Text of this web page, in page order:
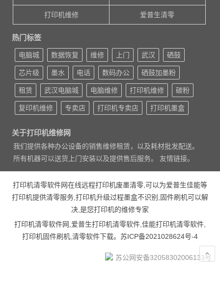
打印机维修 爱普生清零
热门标签
电脑城 数据恢复 维修 上门 武汉 硒鼓
芯片级 墨水 电话 数码办公 硒鼓加墨粉
租赁 武汉电脑城 电脑维修 打印机维修 碳粉
复印机维修 专卖店 打印机专卖店 打印机墨盒
关于打印机维修网
我们提供各种办公设备的销售维修租赁，以及耗材批发配送。
所有机器可以送货上门安装以及提供售后服务。 友情链接。
打印机清零软件网在线远程打印机废墨清零,可以为爱普生佳能等
打印机提供清零服务,打印机升级过程墨盒不识别,固件刷机可以解
决,是您打印机的维修专家
打印机清零软件网,爱普生打印机清零软件,佳能打印机清零软件,
打印机固件刷机,清零软件下载。 苏ICP备2021028624号-4
苏公网安备32058302006133号